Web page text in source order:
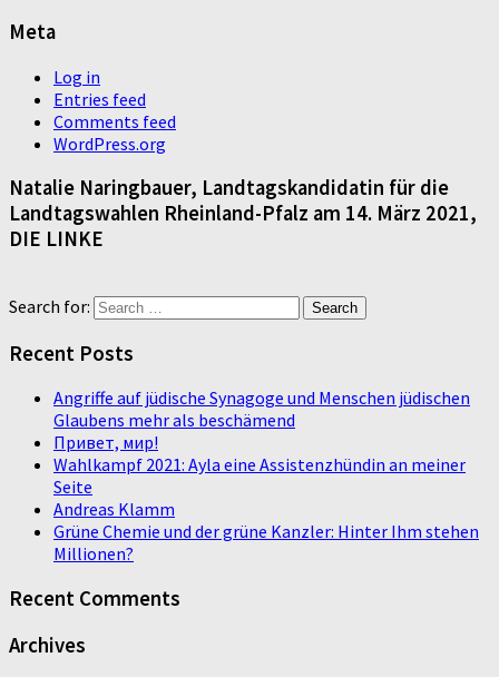
Meta
Log in
Entries feed
Comments feed
WordPress.org
Natalie Naringbauer, Landtagskandidatin für die
Landtagswahlen Rheinland-Pfalz am 14. März 2021,
DIE LINKE
Search for:
Recent Posts
Angriffe auf jüdische Synagoge und Menschen jüdischen
Glaubens mehr als beschämend
Привет, мир!
Wahlkampf 2021: Ayla eine Assistenzhündin an meiner
Seite
Andreas Klamm
Grüne Chemie und der grüne Kanzler: Hinter Ihm stehen
Millionen?
Recent Comments
Archives